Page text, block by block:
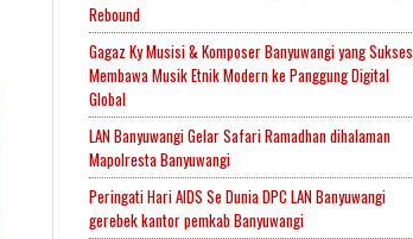
Rebound
Gagaz Ky Musisi & Komposer Banyuwangi yang Sukses
Membawa Musik Etnik Modern ke Panggung Digital
Global
LAN Banyuwangi Gelar Safari Ramadhan dihalaman
Mapolresta Banyuwangi
Peringati Hari AIDS Se Dunia DPC LAN Banyuwangi
gerebek kantor pemkab Banyuwangi